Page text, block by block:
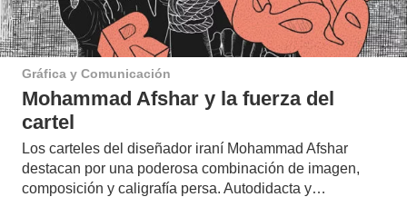
Gráfica y Comunicación
Mohammad Afshar y la fuerza del
cartel
Los carteles del diseñador iraní Mohammad Afshar
destacan por una poderosa combinación de imagen,
composición y caligrafía persa. Autodidacta y…